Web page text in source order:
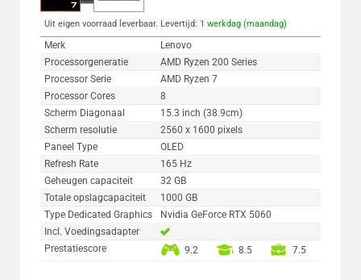
Uit eigen voorraad leverbaar. Levertijd: 1 werkdag (maandag)
Merk
Lenovo
Processorgeneratie
AMD Ryzen 200 Series
Processor Serie
AMD Ryzen 7
Processor Cores
8
Scherm Diagonaal
15.3 inch (38.9cm)
Scherm resolutie
2560 x 1600 pixels
Paneel Type
OLED
Refresh Rate
165 Hz
Geheugen capaciteit
32 GB
Totale opslagcapaciteit
1000 GB
Type Dedicated Graphics
Nvidia GeForce RTX 5060
Incl. Voedingsadapter
Prestatiescore
9.2 8.5 7.5